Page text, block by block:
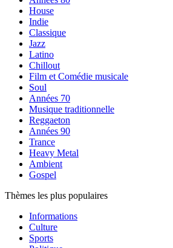
House
Indie
Classique
Jazz
Latino
Chillout
Film et Comédie musicale
Soul
Années 70
Musique traditionnelle
Reggaeton
Années 90
Trance
Heavy Metal
Ambient
Gospel
Thèmes les plus populaires
Informations
Culture
Sports